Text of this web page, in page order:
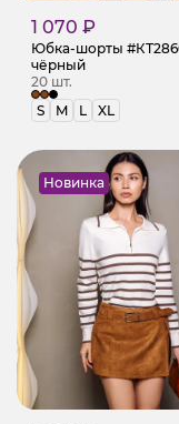
1 070 ₽
Юбка-шорты
чёрный
20 шт.
S
M L XL
Новинка